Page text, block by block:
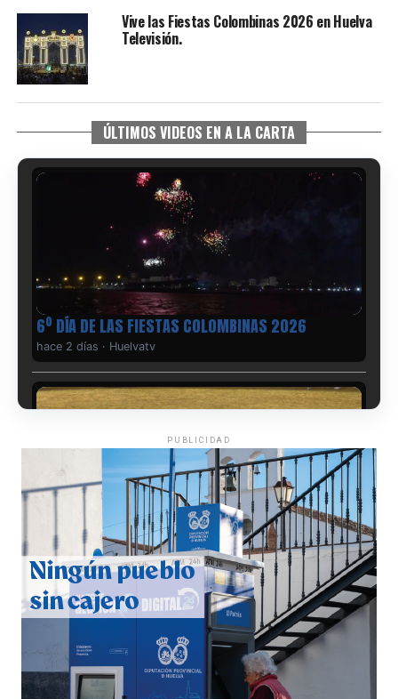
Vive las Fiestas Colombinas 2026 en Huelva
Televisión.
ÚLTIMOS VIDEOS EN A LA CARTA
6º DÍA DE LAS FIESTAS COLOMBINAS 2026
hace 2 días · Huelvatv
QUINTA CORRIDA DE LAS FIESTAS COLOMBINAS
2026
hace 3 días·Huelvatv
PUBLICIDAD